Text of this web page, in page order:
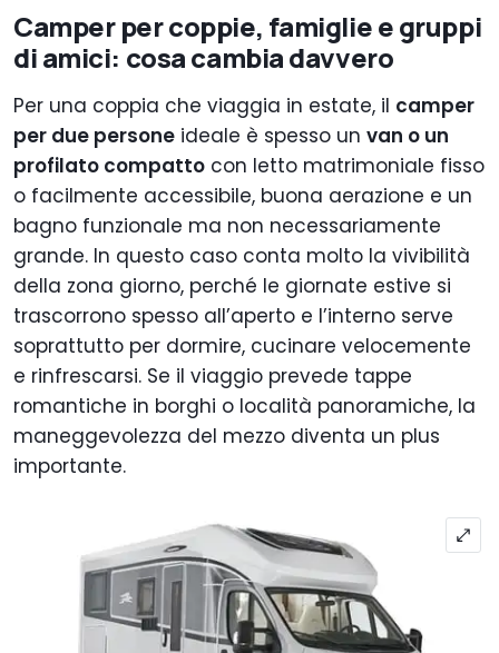
Camper per coppie, famiglie e gruppi
di amici: cosa cambia davvero
Per una coppia che viaggia in estate, il camper
per due persone ideale è spesso un van o un
profilato compatto con letto matrimoniale fisso
o facilmente accessibile, buona aerazione e un
bagno funzionale ma non necessariamente
grande. In questo caso conta molto la vivibilità
della zona giorno, perché le giornate estive si
trascorrono spesso all’aperto e l’interno serve
soprattutto per dormire, cucinare velocemente
e rinfrescarsi. Se il viaggio prevede tappe
romantiche in borghi o località panoramiche, la
maneggevolezza del mezzo diventa un plus
importante.